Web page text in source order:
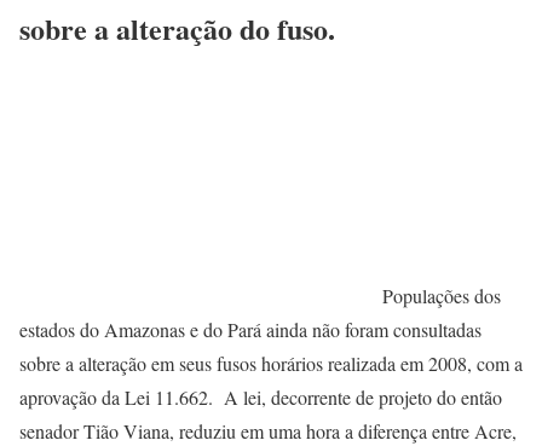
sobre a alteração do fuso.
Populações dos
estados do Amazonas e do Pará ainda não foram consultadas
sobre a alteração em seus fusos horários realizada em 2008, com a
aprovação da Lei 11.662. A lei, decorrente de projeto do então
senador Tião Viana, reduziu em uma hora a diferença entre Acre,